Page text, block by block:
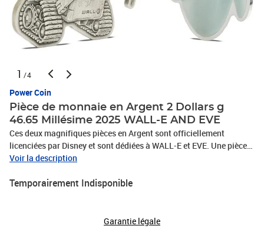
1 /4
Power Coin
Pièce de monnaie en Argent 2 Dollars g
46.65 Millésime 2025 WALL-E AND EVE
Ces deux magnifiques pièces en Argent sont officiellement
licenciées par Disney et sont dédiées à WALL-E et EVE. Une pièce
est entièrement gravée pour ressembler à WALL-E avec un Relief
pièces en Argent sont livrées dans une boîte thématique,
pièces en Argent représente WALL-E et EVA, méticuleusement
Voir la description
Temporairement Indisponible
Garantie légale